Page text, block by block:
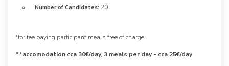
Number of Candidates: 20
*for fee paying participant meals free of charge
**accomodation cca 30€/day, 3 meals per day - cca 25€/day